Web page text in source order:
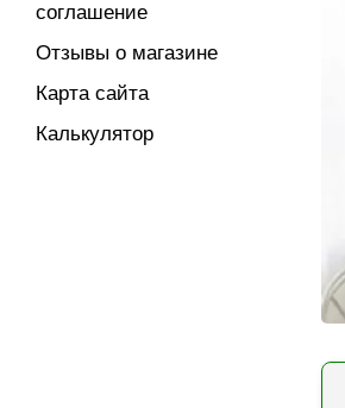
соглашение
Отзывы о магазине
Карта сайта
Калькулятор